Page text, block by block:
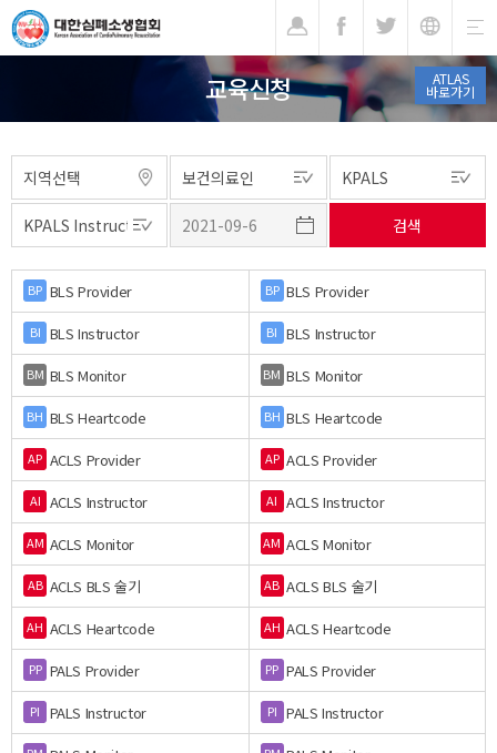
ATLAS
바로가기
교육신청
BP BLS Provider BP BLS Provider
BI BLS Instructor BI BLS Instructor
BM BLS Monitor BM BLS Monitor
BH BLS Heartcode BH BLS Heartcode
AP ACLS Provider AP ACLS Provider
AI ACLS Instructor AI ACLS Instructor
AM ACLS Monitor AM ACLS Monitor
AB ACLS BLS 술기 AB ACLS BLS 술기
AH ACLS Heartcode AH ACLS Heartcode
PP PALS Provider PP PALS Provider
PI PALS Instructor PI PALS Instructor